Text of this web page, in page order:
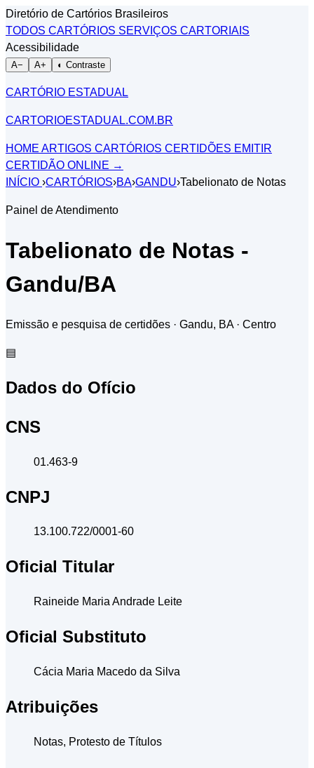
Diretório de Cartórios Brasileiros
TODOS CARTÓRIOS SERVIÇOS CARTORIAIS
Acessibilidade
A− A+ ◐ Contraste
CARTÓRIO ESTADUAL
CARTORIOESTADUAL.COM.BR
HOME ARTIGOS CARTÓRIOS CERTIDÕES EMITIR
CERTIDÃO ONLINE →
INÍCIO ›CARTÓRIOS›BA›GANDU›Tabelionato de Notas
Painel de Atendimento
Tabelionato de Notas -
Gandu/BA
Emissão e pesquisa de certidões · Gandu, BA · Centro
▤
Dados do Ofício
CNS
01.463-9
CNPJ
13.100.722/0001-60
Oficial Titular
Raineide Maria Andrade Leite
Oficial Substituto
Cácia Maria Macedo da Silva
Atribuições
Notas, Protesto de Títulos